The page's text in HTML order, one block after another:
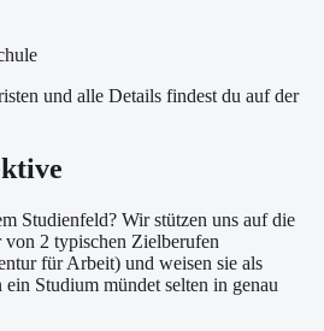
und alle Details findest du auf der
Studienfeld? Wir stützen uns auf die
2 typischen Zielberufen
für Arbeit) und weisen sie als
ein Studium mündet selten in genau